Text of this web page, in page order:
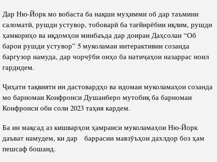
Дар Ню-Йорк мо вобаста ба нақши муҳимми об дар таъмини
саломатӣ, рушди устувор, тобоварӣ ба тағйирёбии иқлим, рушди
ҳамкориҳо ва иқдомҳои минбаъда дар доираи Даҳсолаи “Об
барои рушди устувор” 5 муколамаи интерактивии созанда
баргузор намуда, дар чорчӯби онҳо ба натиҷаҳои назаррас ноил
гардидем.
Ҷиҳати тақвияти ин дастовардҳо ва идомаи муколамаҳои созанда
мо барномаи Конфронси Душанберо мутобиқ ба барномаи
Конфронси оби соли 2023 таҳия кардем.
Ба ин мақсад аз кишварҳои ҳамраиси муколамаҳои Ню-Йорк
даъват намудем, ки дар баррасии мавзӯъҳои дахлдор боз ҳам
пешсаф бошанд.